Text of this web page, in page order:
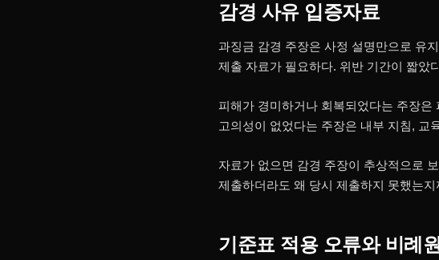
감경 사유 입증자료
과징금 감경 주장은 사정 설명만으로 유
제출 자료가 필요하다. 위반 기간이 짧았
피해가 경미하거나 회복되었다는 주장
고의성이 없었다는 주장은 내부 지침, 교
자료가 없으면 감경 주장이 추상적으로
제출하더라도 왜 당시 제출하지 못했는
기준표 적용 오류와 비례